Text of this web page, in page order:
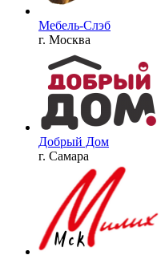
Мебель-Слэб
г. Москва
Добрый Дом
г. Самара